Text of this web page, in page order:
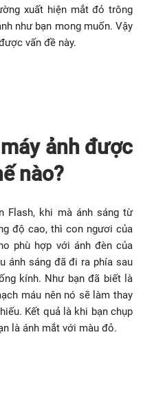
xuất hiện mắt đỏ trông
như bạn mong muốn. Vậy
vấn đề này.
ảnh được
nào?
Flash, khi mà ánh sáng từ
độ cao, thì con ngươi của
phù hợp với ánh đèn của
ánh sáng đã đi ra phía sau
kính. Như bạn đã biết là
máu nên nó sẽ làm thay
Kết quả là khi bạn chụp
là ánh mắt với màu đỏ.